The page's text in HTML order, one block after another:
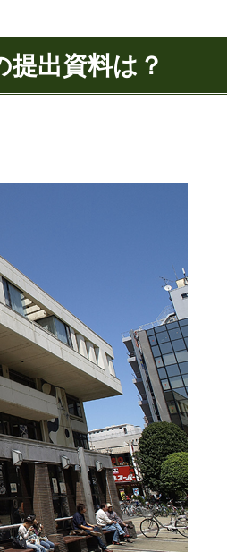
出資料は？